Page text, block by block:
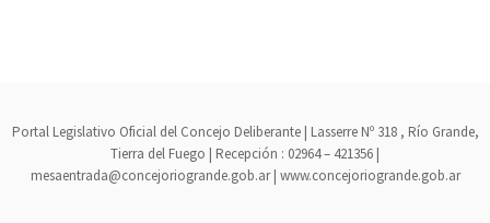
Portal Legislativo Oficial del Concejo Deliberante | Lasserre Nº 318 , Río Grande,
Tierra del Fuego | Recepción : 02964 – 421356 |
mesaentrada@concejoriogrande.gob.ar | www.concejoriogrande.gob.ar